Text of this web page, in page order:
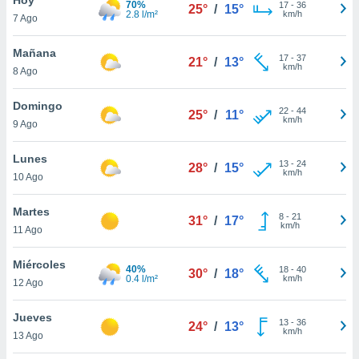
en
más
nuestra
de
cookies
aceptar
7 Ago
70%
2.8 l/m²
25° / 15° 17- 36
km/h
Mañana
8 Ago
21° / 13° 17- 37
km/h
Domingo
9 Ago
25° / 11° 22- 44
km/h
Lunes
10 Ago
28° / 15° 13- 24
km/h
Martes
11 Ago
31° / 17° 8- 21
km/h
Miércoles
12 Ago
40%
0.4 l/m²
30° / 18° 18- 40
km/h
Jueves
13 Ago
24° / 13° 13- 36
km/h